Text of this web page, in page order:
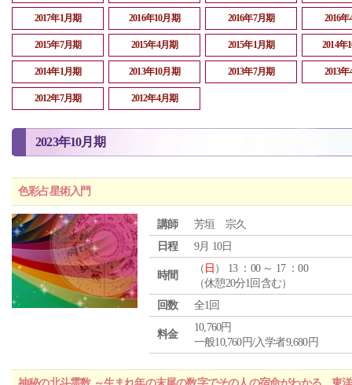
2017年1月期 2016年10月期 2016年7月期 2016
2015年7月期 2015年4月期 2015年1月期 2014年
2014年1月期 2013年10月期 2013年7月期 2013
2012年7月期 2012年4月期
2023年10月期
色彩占星術入門
講師
芳垣 宗久
日程
9月 10日
時間
（ 日 ） 13 ：00 ～ 17 ：00
（休憩20分1回含む）
回数
全1回
料金
10,760円
一般10,760円/入学者9,680円